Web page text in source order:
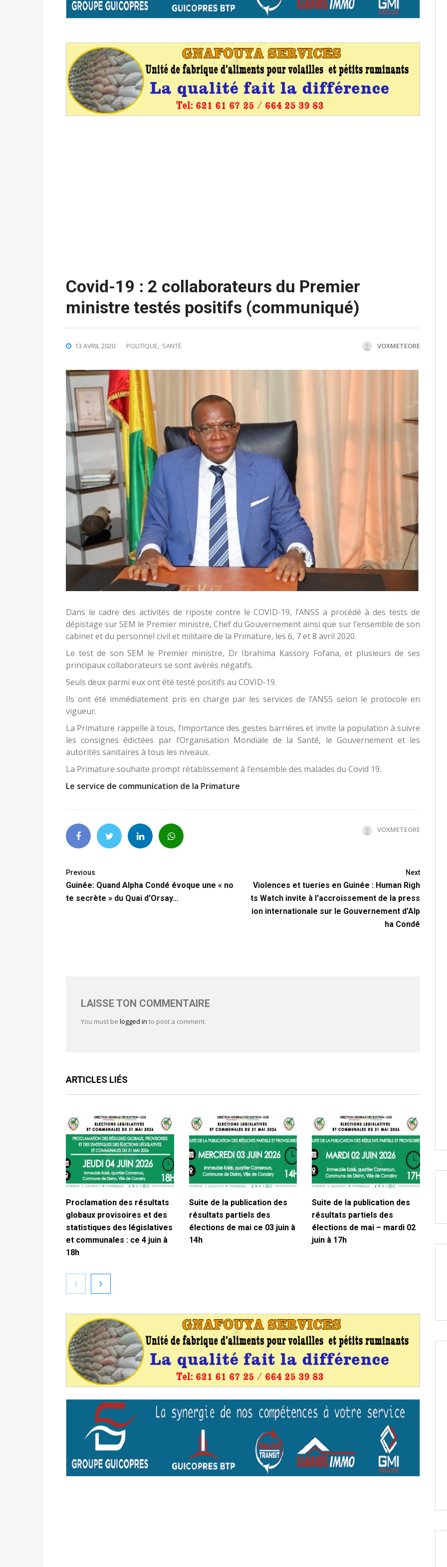
Politique-Candidats : désignez vos représentants aux CACV (centralisation
Politique-Double scrutin du 31 mai : retrait des cartes d’électeurs possible
du 16 au 31 mai 2026
Politique-Délégués de bureaux de vote : vos informations à transmettre
avant le 16 mai 2026 à 16h
Covid-19 : 2 collaborateurs du Premier
ministre testés positifs (communiqué)
13 AVRIL 2020 POLITIQUE SANTÉ VOXMETEORE
Dans le cadre des activités de riposte contre le COVID-19, l’ANSS a procédé à des tests de
dépistage sur SEM le Premier ministre, Chef du Gouvernement ainsi que sur l’ensemble de son
cabinet et du personnel civil et militaire de la Primature, les 6, 7 et 8 avril 2020.
Le test de son SEM le Premier ministre, Dr Ibrahima Kassory Fofana, et plusieurs de ses
principaux collaborateurs se sont avérés négatifs.
Seuls deux parmi eux ont été testé positifs au COVID-19.
Ils ont été immédiatement pris en charge par les services de l’ANSS selon le protocole en
vigueur.
La Primature rappelle à tous, l’importance des gestes barrières et invite la population à suivre
les consignes édictées par l’Organisation Mondiale de la Santé, le Gouvernement et les
autorités sanitaires à tous les niveaux.
La Primature souhaite prompt rétablissement à l’ensemble des malades du Covid 19.
Le service de communication de la Primature
VOXMETEORE
Previous
Guinée: Quand Alpha Condé évoque une « no
te secrète » du Quai d’Orsay…
Next
Violences et tueries en Guinée : Human Righ
ts Watch invite à l'accroissement de la press
ion internationale sur le Gouvernement d'Alp
ha Condé
LAISSE TON COMMENTAIRE
You must be logged in to post a comment.
ARTICLES LIÉS
Proclamation des résultats
globaux provisoires et des
statistiques des législatives
et communales : ce 4 juin à
18h
Suite de la publication des
résultats partiels des
élections de mai ce 03 juin à
14h
Suite de la publication des
résultats partiels des
élections de mai – mardi 02
juin à 17h